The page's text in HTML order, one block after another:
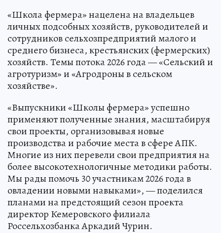
«Школа фермера» нацелена на владельцев
личных подсобных хозяйств, руководителей и
сотрудников сельхозпредприятий малого и
среднего бизнеса, крестьянских (фермерских)
хозяйств. Темы потока 2026 года — «Сельский и
агротуризм» и «Агродроны в сельском
хозяйстве».
«Выпускники «Школы фермера» успешно
применяют полученные знания, масштабируя
свои проекты, организовывая новые
производства и рабочие места в сфере АПК.
Многие из них перевели свои предприятия на
более высокотехнологичные методики работы.
Мы рады помочь 30 участникам 2026 года в
овладении новыми навыками», — поделился
планами на предстоящий сезон проекта
директор Кемеровского филиала
Россельхозбанка Аркадий Чурин.